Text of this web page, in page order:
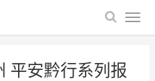
平安黔行系列报